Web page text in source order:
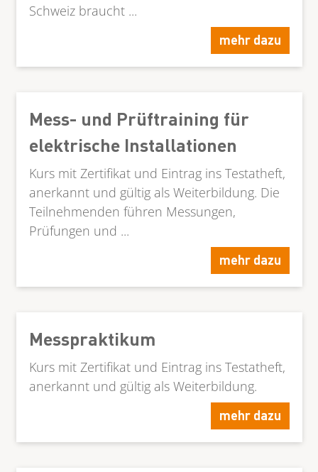
Schweiz braucht ...
mehr dazu
Mess- und Prüftraining für
elektrische Installationen
Kurs mit Zertifikat und Eintrag ins Testatheft,
anerkannt und gültig als Weiterbildung. Die
Teilnehmenden führen Messungen,
Prüfungen und ...
mehr dazu
Messpraktikum
Kurs mit Zertifikat und Eintrag ins Testatheft,
anerkannt und gültig als Weiterbildung.
mehr dazu